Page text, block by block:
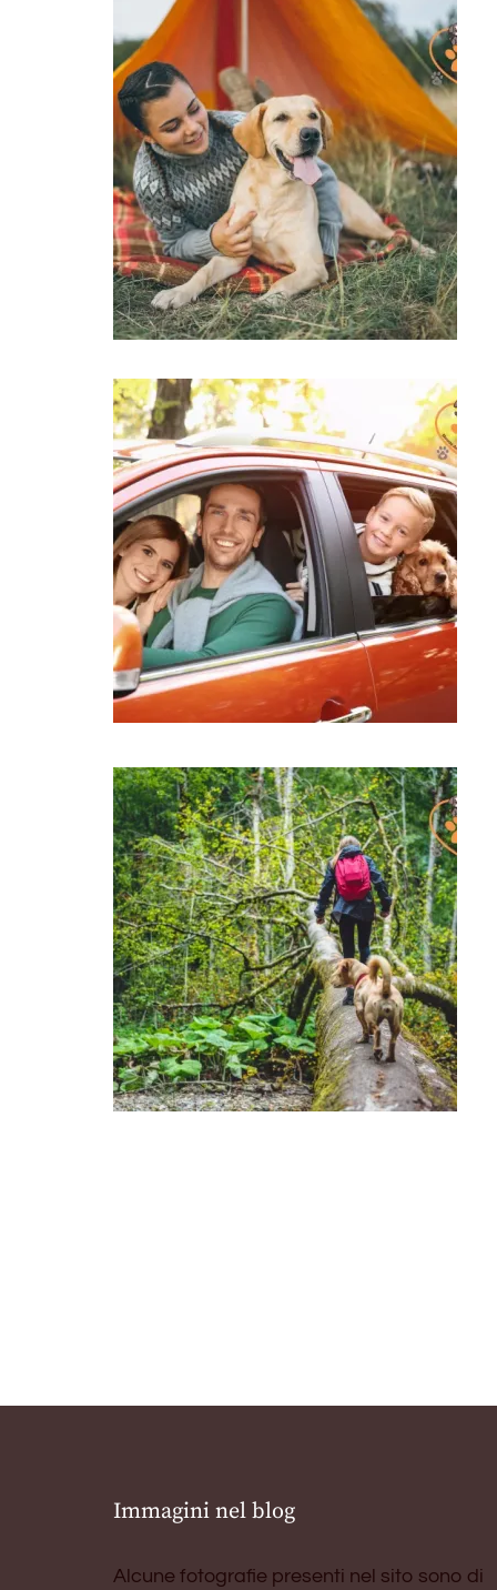
Immagini nel blog
Alcune fotografie presenti nel sito sono di